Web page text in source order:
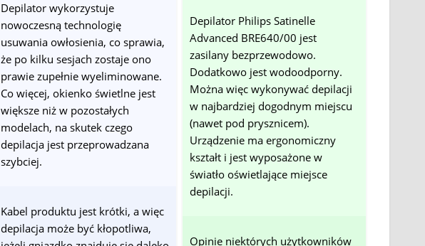
Depilator wykorzystuje
nowoczesną technologię
usuwania owłosienia, co sprawia,
że po kilku sesjach zostaje ono
prawie zupełnie wyeliminowane.
Co więcej, okienko świetlne jest
większe niż w pozostałych
modelach, na skutek czego
depilacja jest przeprowadzana
szybciej.
Kabel produktu jest krótki, a więc
depilacja może być kłopotliwa,
Depilator Philips Satinelle
Advanced BRE640/00 jest
zasilany bezprzewodowo.
Dodatkowo jest wodoodporny.
Można więc wykonywać depilacji
w najbardziej dogodnym miejscu
(nawet pod prysznicem).
Urządzenie ma ergonomiczny
kształt i jest wyposażone w
światło oświetlające miejsce
depilacji.
Opinie niektórych użytkowników